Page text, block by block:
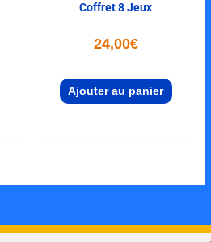
Coffret 8 Jeux
24,00€
Ajouter au panier